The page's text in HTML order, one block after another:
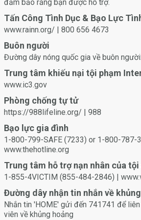
Bạn hoặc người ấy có thể rút lại sự đồng
Đừng tiếp tục nếu người ấy có vẻ không
chắc chắn hoặc họ không thể đồng
chất kích thích hoặc rượu.
đảm bảo rằng bạn được hỗ trợ.
Tấn Công Tình Dục & Bạo Lực
www.rainn.org/ | 800 656 4673
Buôn người
Đường dây nóng quốc gia về buôn
Trung tâm khiếu nại tội phạm
www.ic3.gov
Phòng chống tự tử
https://988lifeline.org/ | 988
Bạo lực gia đình
1-800-799-SAFE (7233) or 1-800-787-
www.thehotline.org
Trung tâm hỗ trợ nạn nhân của tội
1-855-4VICTIM (855-484-2846) |
Đường dây nhận tin nhắn về
Nhắn tin 'HOME' gửi đến 741741 để
viên về khủng hoảng